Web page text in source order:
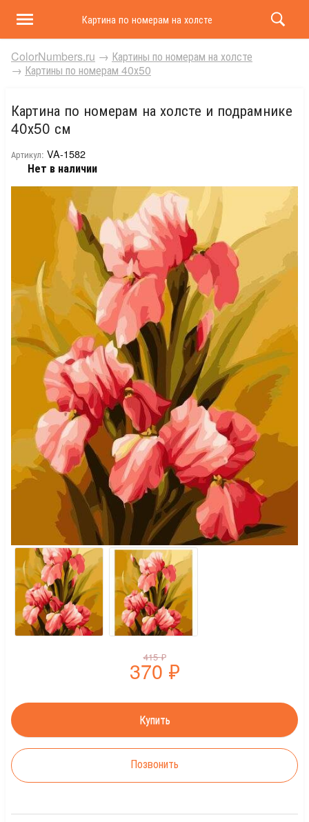
Картина по номерам на холсте и подрамнике 40х50
ColorNumbers.ru → Картины по номерам на холсте
→ Картины по номерам 40х50
Картина по номерам на холсте и подрамнике
40х50 см
Артикул: VA-1582
Нет в наличии
415₽
370 ₽
Позвонить